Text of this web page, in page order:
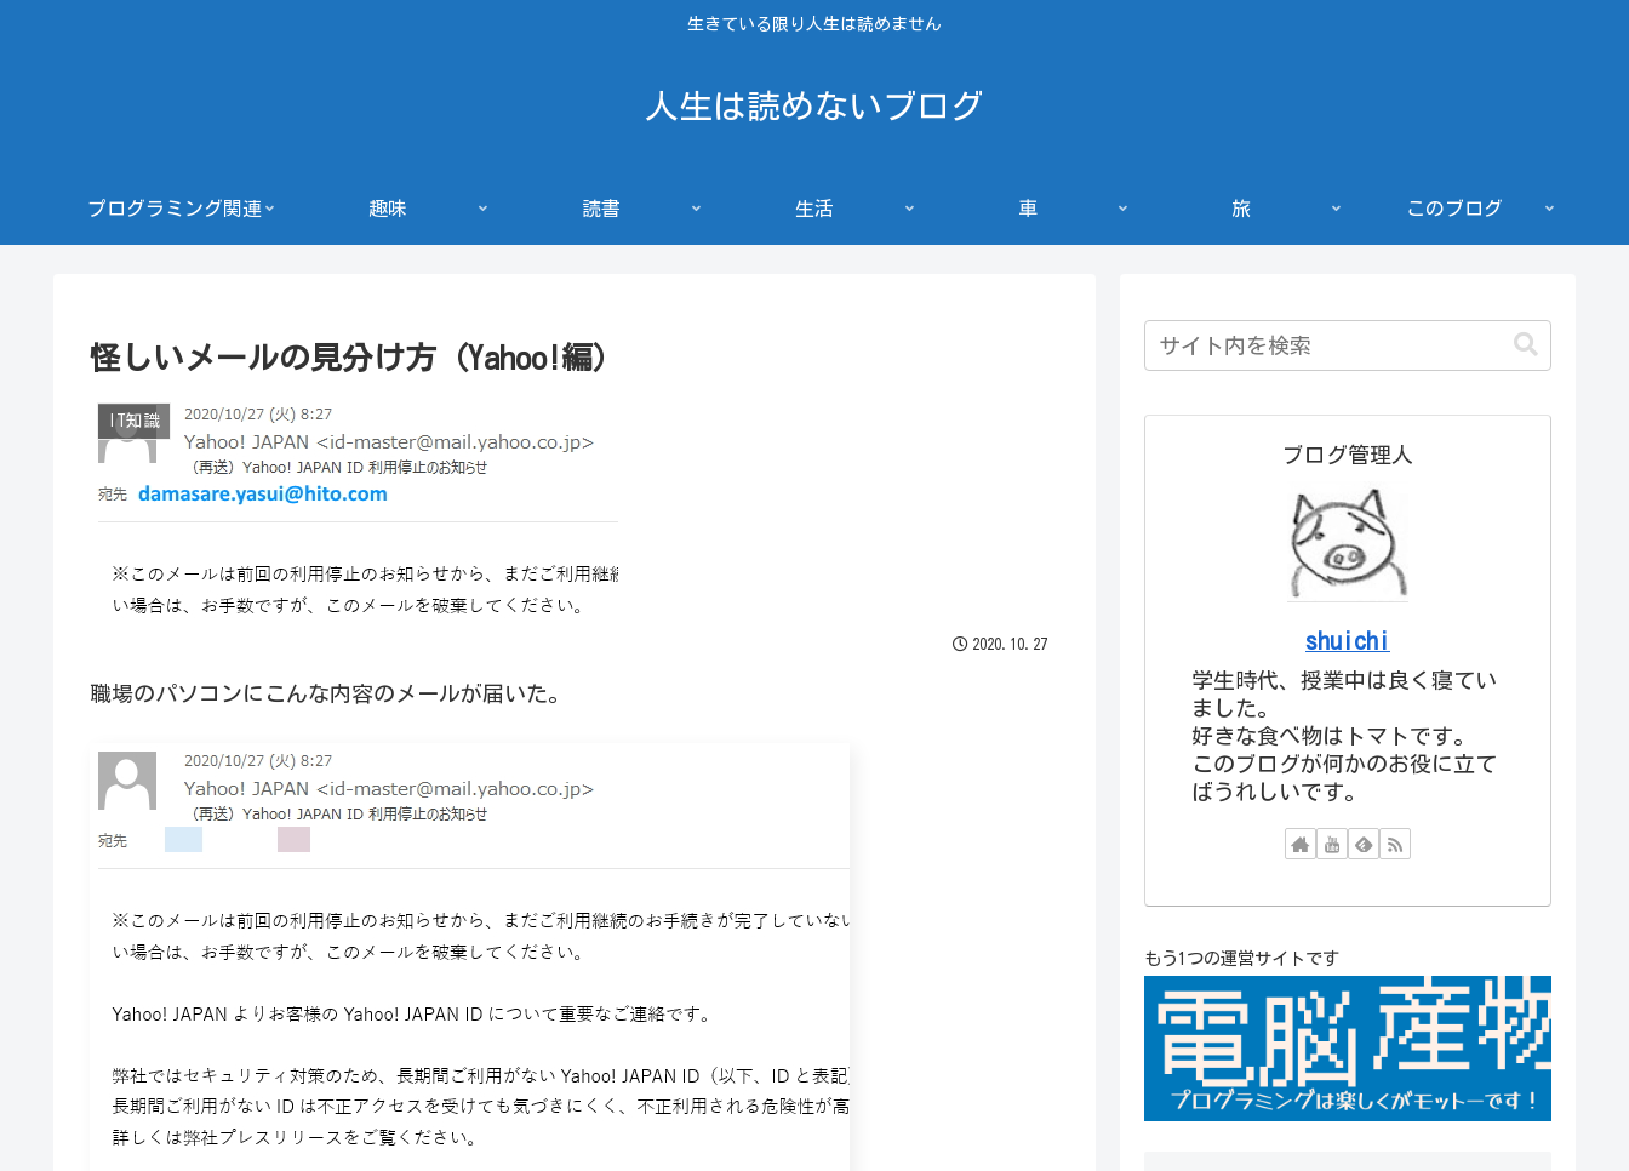
生きている限り人生は読めません
人生は読めないブログ
プログラミング関連 趣味 読書 生活 車 旅 このブログ
怪しいメールの見分け方（Yahoo!編）
IT知識
2020.10.27
職場のパソコンにこんな内容のメールが届いた。
ブログ管理人
shuichi
学生時代、授業中は良く寝てい
ました。
好きな食べ物はトマトです。
このブログが何かのお役に立て
ばうれしいです。
もう1つの運営サイトです